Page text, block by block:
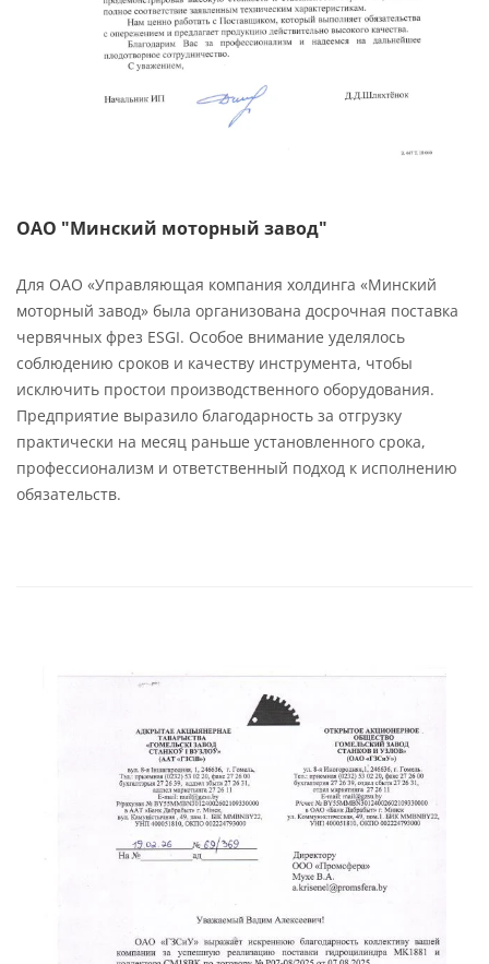
ОАО "Минский моторный завод"
Для ОАО «Управляющая компания холдинга «Минский
моторный завод» была организована досрочная поставка
червячных фрез ESGI. Особое внимание уделялось
соблюдению сроков и качеству инструмента, чтобы
исключить простои производственного оборудования.
Предприятие выразило благодарность за отгрузку
практически на месяц раньше установленного срока,
профессионализм и ответственный подход к исполнению
обязательств.